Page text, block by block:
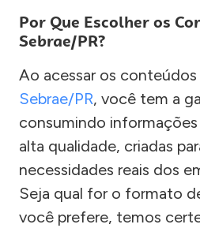
Por Que Escolher os
Sebrae/PR?
Ao acessar os
Sebrae/PR, você tem a
consumindo
alta qualidade, criadas
necessidades reais dos
Seja qual for o formato
você prefere, temos